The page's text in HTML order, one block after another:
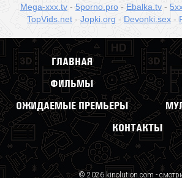
Mega-xxx.tv - 5porno.pro - Ebalka.tv -
TopVids.net - Jopki.org - Devonki.sex -
ГЛАВНАЯ
ФИЛЬМЫ
ОЖИДАЕМЫЕ ПРЕМЬЕРЫ
КОНТАКТЫ
© 2026 kinolution.com -